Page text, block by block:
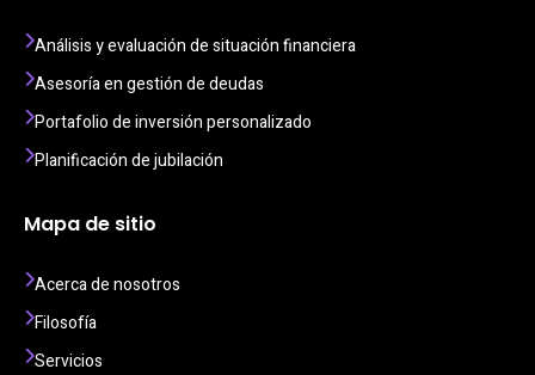
Análisis y evaluación de situación financiera
Asesoría en gestión de deudas
Portafolio de inversión personalizado
Planificación de jubilación
Mapa de sitio
Acerca de nosotros
Filosofía
Servicios